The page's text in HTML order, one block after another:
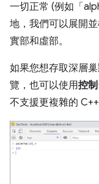
一切正常 (例如「
地，我們可以展開
實部和虛部。
如果您想存取深層
覽，也可以使用控
不支援更複雜的 C++